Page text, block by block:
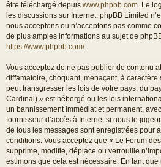
être téléchargé depuis www.phpbb.com. Le
les discussions sur Internet. phpBB Limited
nous acceptons ou n’acceptons pas comme
de plus amples informations au sujet de
https://www.phpbb.com/.
Vous acceptez de ne pas publier de contenu
diffamatoire, choquant, menaçant, à
peut transgresser les lois de votre pays, du
Cardinal) » est hébergé ou les lois
un bannissement immédiat et permanent,
fournisseur d’accès à Internet si nous le
de tous les messages sont enregistrées pour
conditions. Vous acceptez que « Le Forum
supprime, modifie, déplace ou verrouille
estimons que cela est nécessaire. En tant